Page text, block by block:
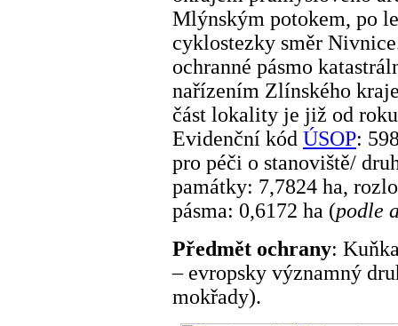
Mlýnským potokem, po
cyklostezky směr
ochranné pásmo
nařízením Zlínského
část lokality je již od
Evidenční kód ÚSOP:
pro péči o stanoviště/
památky: 7,7824 ha,
pásma: 0,6172 ha (podle
Předmět ochrany:
– evropsky významný
mokřady).